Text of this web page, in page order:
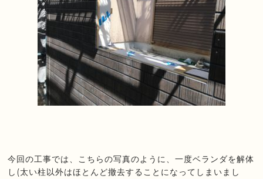
今回の工事では、こちらの写真のように、一度ベランダを解体
し(太い柱以外はほとんど撤去することになってしまいまし